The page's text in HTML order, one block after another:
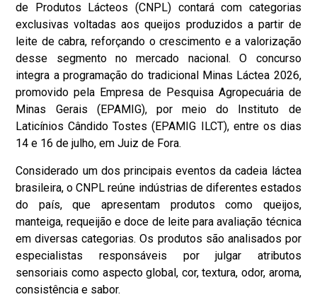
de Produtos Lácteos (CNPL) contará com categorias
exclusivas voltadas aos queijos produzidos a partir de
leite de cabra, reforçando o crescimento e a valorização
desse segmento no mercado nacional. O concurso
integra a programação do tradicional Minas Láctea 2026,
promovido pela Empresa de Pesquisa Agropecuária de
Minas Gerais (EPAMIG), por meio do
Instituto de
Laticínios Cândido Tostes (EPAMIG ILCT), entre os dias
14 e 16 de julho, emJuiz de Fora.
Considerado um dos principais eventos da cadeia láctea
brasileira, o CNPL reúne indústrias de diferentes estados
do país, que apresentam produtos como queijos,
manteiga, requeijão e doce de leite para avaliação técnica
em diversas categorias. Os produtos são analisados por
especialistas responsáveis por julgar atributos
sensoriais como aspecto global, cor, textura, odor, aroma,
consistência e sabor.